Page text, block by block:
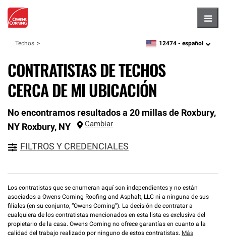
Techos zipcode, language
12474 - español
CONTRATISTAS DE TECHOS
CERCA DE MI UBICACIÓN
No encontramos resultados a 20 millas de Roxbury,
NY Roxbury, NY Cambiar
FILTROS Y CREDENCIALES
Los contratistas que se enumeran aquí son independientes y no están
asociados a Owens Corning Roofing and Asphalt, LLC ni a ninguna de sus
filiales (en su conjunto, “Owens Corning”). La decisión de contratar a
cualquiera de los contratistas mencionados en esta lista es exclusiva del
propietario de la casa. Owens Corning no ofrece garantías en cuanto a la
calidad del trabajo realizado por ninguno de estos contratistas. Más